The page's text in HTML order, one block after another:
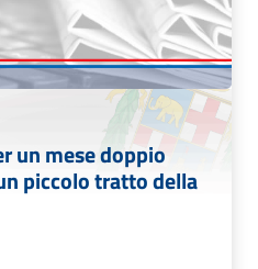
un mese doppio
piccolo tratto della